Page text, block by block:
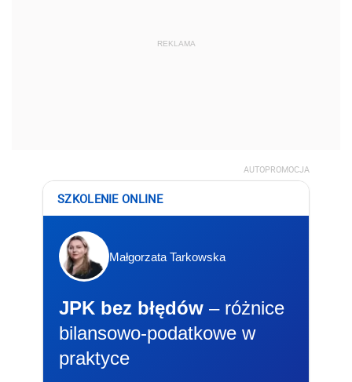
REKLAMA
AUTOPROMOCJA
SZKOLENIE ONLINE
Małgorzata Tarkowska
JPK bez błędów – różnice
bilansowo-podatkowe w
praktyce